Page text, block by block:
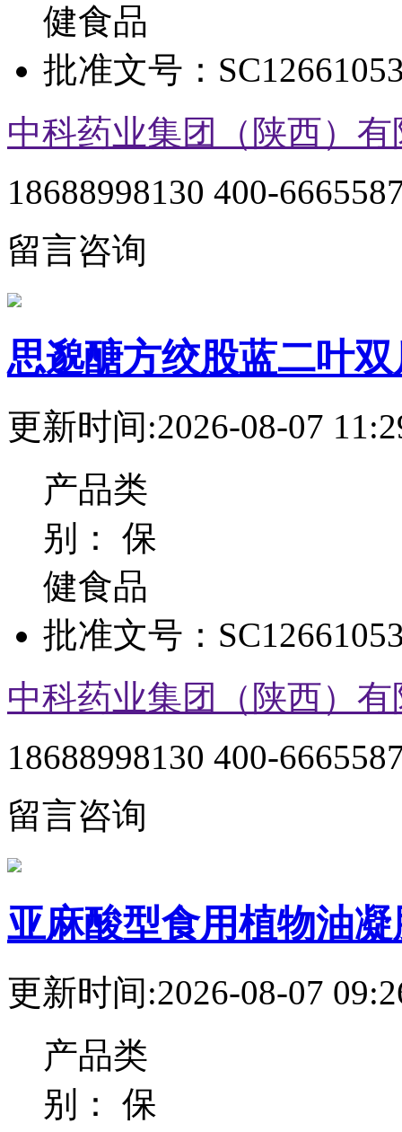
健食品
批准文号：
中科药业集团（陕西）有
18688998130 400-
留言咨询
思邈醣方绞股蓝二叶
更新时间:2026-08-07
产品类
别： 保
健食品
批准文号：
中科药业集团（陕西）有
18688998130 400-
留言咨询
亚麻酸型食用植物油
更新时间:2026-08-07
产品类
别： 保